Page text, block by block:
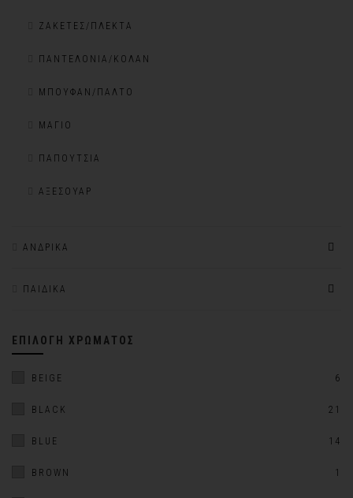
ΖΑΚΈΤΕΣ/ΠΛΕΚΤΆ
ΠΑΝΤΕΛΌΝΙΑ/ΚΟΛΆΝ
ΜΠΟΥΦΆΝ/ΠΑΛΤΌ
ΜΑΓΙΌ
ΠΑΠΟΎΤΣΙΑ
ΑΞΕΣΟΥΆΡ
ΑΝΔΡΙΚΆ
ΠΑΙΔΙΚΆ
ΕΠΙΛΟΓΉ ΧΡΏΜΑΤΟΣ
BEIGE 6
BLACK 21
BLUE 14
BROWN 1